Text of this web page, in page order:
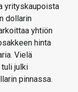
yrityskaupoista
dollarin
yhtiön
hinta
Vielä
julki
pinnassa.